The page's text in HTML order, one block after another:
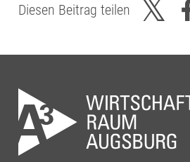
Diesen Beitrag teilen